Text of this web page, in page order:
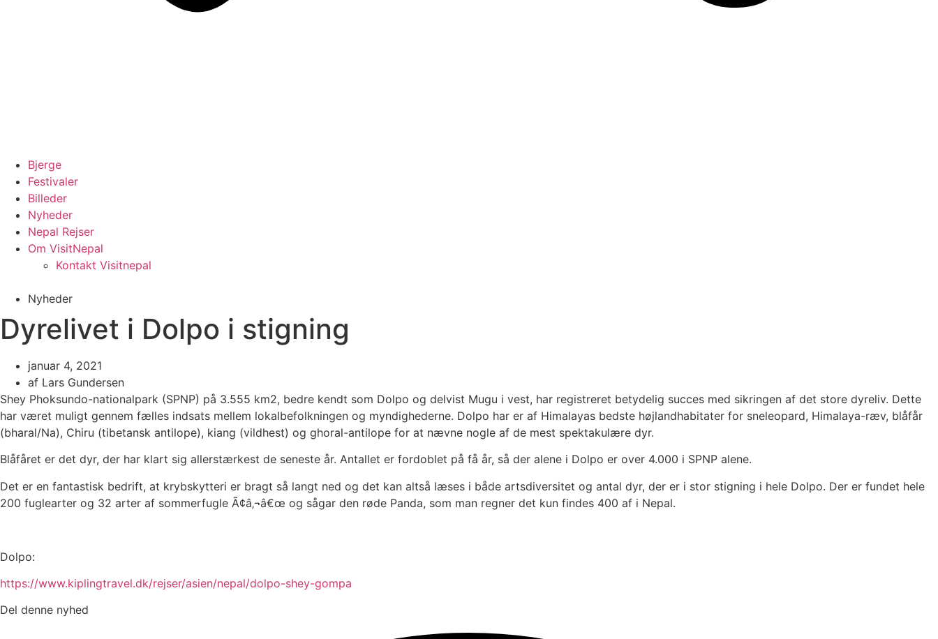
Bjerge
Festivaler
Billeder
Nyheder
Nepal Rejser
Om VisitNepal
Kontakt Visitnepal
Nyheder
Dyrelivet i Dolpo i stigning
januar 4, 2021
af Lars Gundersen
Shey Phoksundo-nationalpark (SPNP) på 3.555 km2, bedre kendt som Dolpo og delvist Mugu i vest, har registreret betydelig succes med sikringen af det store dyreliv. Dette
har været muligt gennem fælles indsats mellem lokalbefolkningen og myndighederne. Dolpo har er af Himalayas bedste højlandhabitater for sneleopard, Himalaya-ræv, blåfår
(bharal/Na), Chiru (tibetansk antilope), kiang (vildhest) og ghoral-antilope for at nævne nogle af de mest spektakulære dyr.
Blåfåret er det dyr, der har klart sig allerstærkest de seneste år. Antallet er fordoblet på få år, så der alene i Dolpo er over 4.000 i SPNP alene.
Det er en fantastisk bedrift, at krybskytteri er bragt så langt ned og det kan altså læses i både artsdiversitet og antal dyr, der er i stor stigning i hele Dolpo. Der er fundet hele
200 fuglearter og 32 arter af sommerfugle Ã¢â‚¬â€œ og sågar den røde Panda, som man regner det kun findes 400 af i Nepal.
Dolpo:
https://www.kiplingtravel.dk/rejser/asien/nepal/dolpo-shey-gompa
Del denne nyhed